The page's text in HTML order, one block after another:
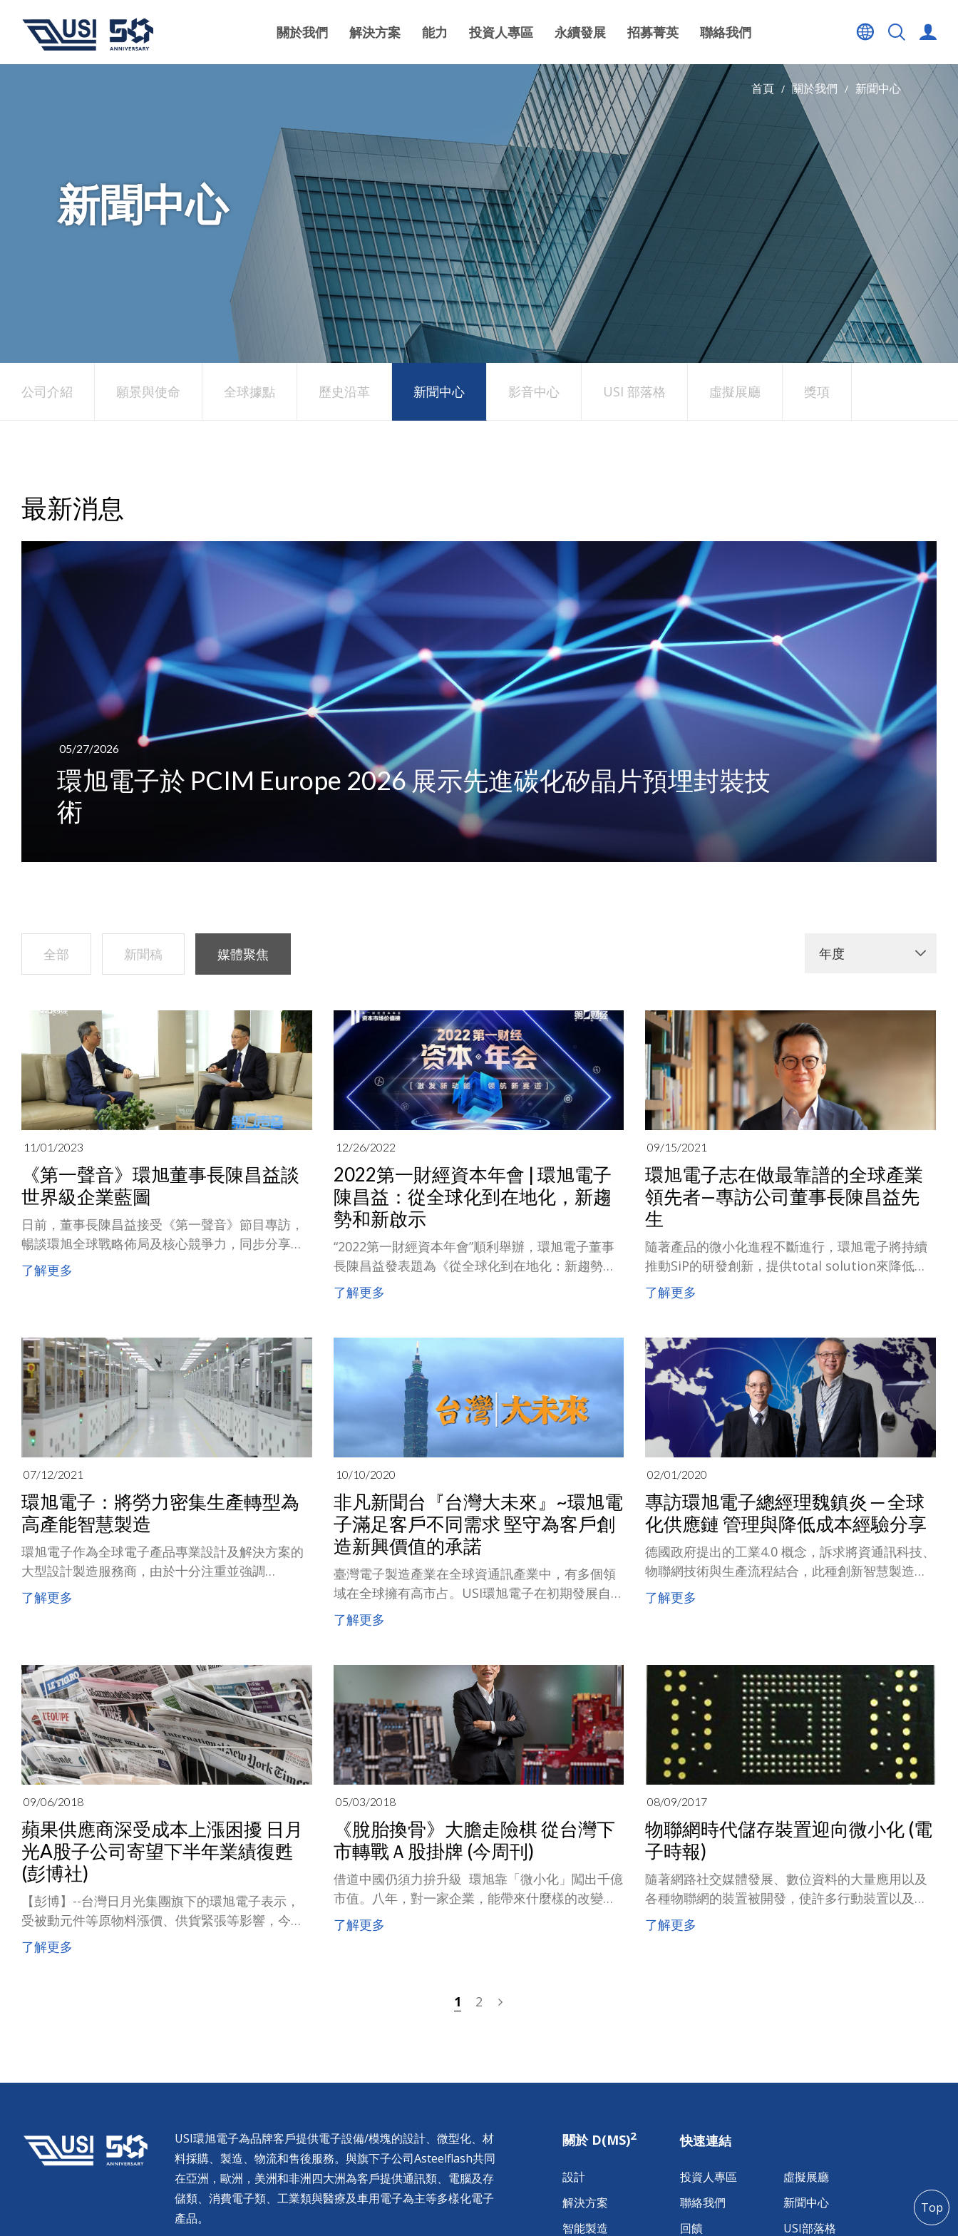
關於我們 解決方案 能力 投資人專區 永續發展 招募菁英 聯絡我們
首頁 關於我們 新聞中心
新聞中心
公司介紹 願景與使命 全球據點 歷史沿革 新聞中心 影音中心 USI 部落格 虛擬展廳 獎項
最新消息
05/27/2026
環旭電子於 PCIM Europe 2026 展示先進碳化矽晶片預埋封裝技
術
全部 新聞稿 媒體聚焦 年度
11/01/2023
《第一聲音》環旭董事長陳昌益談
世界級企業藍圖
日前，董事長陳昌益接受《第一聲音》節目專訪，
暢談環旭全球戰略佈局及核心競爭力，同步分享了
在面對未來市場趨勢變化時，公司如何秉承「模組
化、多元化、全球化」的戰略目標，積極建立「全
了解更多
12/26/2022
2022第一財經資本年會 | 環旭電子
陳昌益：從全球化到在地化，新趨
勢和新啟示
“2022第一財經資本年會”順利舉辦，環旭電子董事
長陳昌益發表題為《從全球化到在地化：新趨勢和
新啟示》的主題演講。他認為，在全球化運營的模
式下，如何發揮優勢、提高效率、消化成本、管控
的管理模式，適時轉變企業的決策中心。
了解更多
09/15/2021
環旭電子志在做最靠譜的全球產業
領先者—專訪公司董事長陳昌益先
生
隨著產品的微小化進程不斷進行，環旭電子將持續
推動SiP的研發創新，提供total solution來降低成
本，向下游其他電子領域拓展推廣，以SiP為核心逐
漸打開全球電子製造服務市場空間，實現"全球產業
了解更多
07/12/2021
環旭電子：將勞力密集生產轉型為
高產能智慧製造
環旭電子作為全球電子產品專業設計及解決方案的
大型設計製造服務商，由於十分注重並強調
Solution 及 Service 環節，圍繞為客戶創造價值的
核心理念，拓展優質客戶並與客戶建立更加緊密的
了解更多
10/10/2020
非凡新聞台『台灣大未來』~環旭電
子滿足客戶不同需求 堅守為客戶創
造新興價值的承諾
臺灣電子製造產業在全球資通訊產業中，有多個領
域在全球擁有高市占。USI環旭電子在初期發展自有
技術，逐步建構由上到下完整電子產業生態鏈後，
隨著個人電腦及手機產品在各市場逐步飽和，亦開
了解更多
02/01/2020
專訪環旭電子總經理魏鎮炎 ─ 全球
化供應鏈 管理與降低成本經驗分享
德國政府提出的工業4.0 概念，訴求將資通訊科技、
物聯網技術與生產流程結合，此種創新智慧製造概
念，近來已成為全球製造業積極搶進的議題。然而
在打造智慧工廠之外，企業亦需要注重原物料採購
了解更多
09/06/2018
蘋果供應商深受成本上漲困擾 日月
光A股子公司寄望下半年業績復甦
(彭博社)
【彭博】--台灣日月光集團旗下的環旭電子表示，
受被動元件等原物料漲價、供貨緊張等影響，今年
全年的獲利料與去年相差不遠。但隨著蘋果等手機
廠商發布新品，下半年和明年業績有望好轉。
了解更多
05/03/2018
《脫胎換骨》大膽走險棋 從台灣下
市轉戰Ａ股掛牌 (今周刊)
借道中國仍須力拚升級 環旭靠「微小化」闖出千億
市值。八年，對一家企業，能帶來什麼樣的改變？
以「脫胎換骨」四個字來形容環旭電子，並不為
過。
了解更多
08/09/2017
物聯網時代儲存裝置迎向微小化 (電
子時報)
隨著網路社交媒體發展、數位資料的大量應用以及
各種物聯網的裝置被開發，使許多行動裝置以及車
輛上的裝置都需要更快：更大容量的元件來儲存訊
息及資料。在NAND和ASIC技術的不斷演進下，
了解更多
1 2
USI環旭電子為品牌客戶提供電子設備/模塊的設計、微型化、材
料採購、製造、物流和售後服務。與旗下子公司Asteelflash共同
在亞洲，歐洲，美洲和非洲四大洲為客戶提供通訊類、電腦及存
儲類、消費電子類、工業類與醫療及車用電子為主等多樣化電子
產品。
關於 D(MS)2
設計
解決方案
智能製造
快速連結
投資人專區
虛擬展廳
聯絡我們
新聞中心
回饋
USI部落格
Top